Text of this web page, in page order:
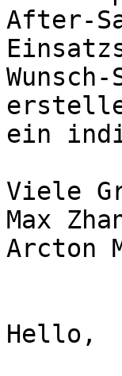
After-
ein
Viele
Max
Arcton
Hello,